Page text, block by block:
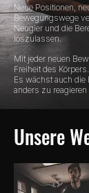
Neue Positionen,
Bewegungswege
Neugier und die
loszulassen.
Mit jeder neuen
Freiheit des Körpers.
Es wächst auch die
anders zu
Unsere